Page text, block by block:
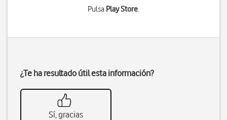
Pulsa Play Store.
¿Te ha resultado útil esta información?
Sí, gracias